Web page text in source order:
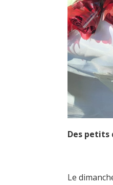
Des petits
Le